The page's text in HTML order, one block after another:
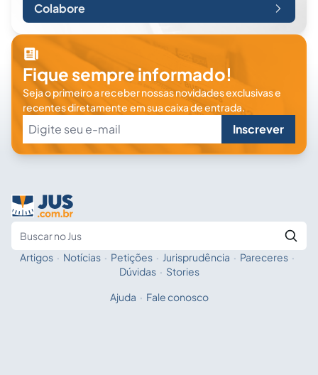
Colabore
Fique sempre informado!
Seja o primeiro a receber nossas novidades exclusivas e
recentes diretamente em sua caixa de entrada.
Inscrever
Fale com a IA
Artigos · Notícias · Petições · Jurisprudência · Pareceres ·
Dúvidas · Stories
Ajuda · Fale conosco